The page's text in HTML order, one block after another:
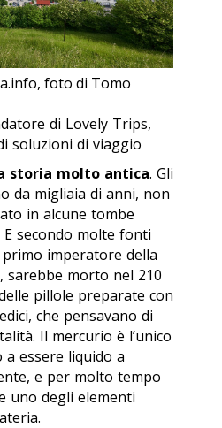
foto di Tomo
di Lovely Trips,
soluzioni di viaggio
storia molto antica. Gli
da migliaia di anni, non
in alcune tombe
E secondo molte fonti
imperatore della
sarebbe morto nel 210
pillole preparate con
che pensavano di
Il mercurio è l’unico
essere liquido a
e per molto tempo
uno degli elementi